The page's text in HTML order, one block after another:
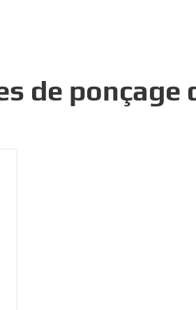
de ponçage